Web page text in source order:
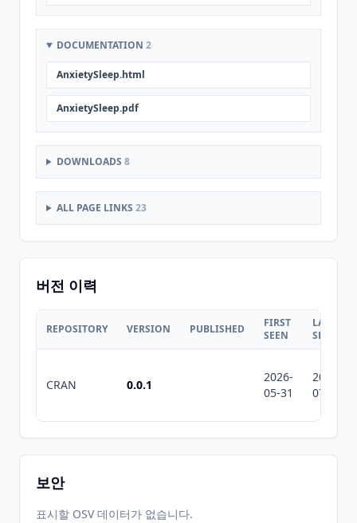
DOCUMENTATION 2
AnxietySleep.html
AnxietySleep.pdf
DOWNLOADS 8
ALL PAGE LINKS 23
버전 이력
REPOSITORY VERSION PUBLISHED
FIRST
SEEN
LAST
SEEN
CRAN 0.0.1
2026-
05-31
2026-
07-10
보안
표시할 OSV 데이터가 없습니다.